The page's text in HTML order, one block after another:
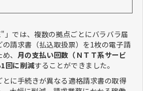
」では、複数の拠点ごとにバラバラ届
請求書（払込取扱票）を1枚の電子請
、 月の支払い回数（ＮＴＴ系サービ
回に削減することができました。
に手続きが異なる適格請求書の取得